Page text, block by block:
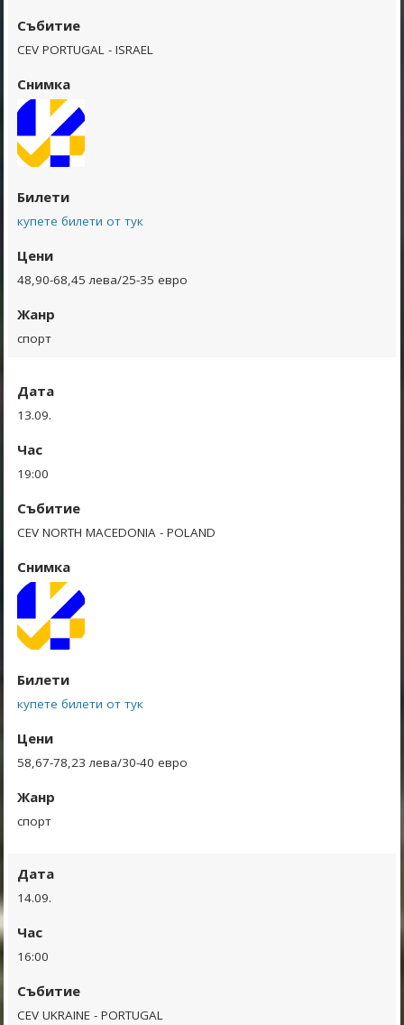
Събитие
CEV PORTUGAL - ISRAEL
Снимка
Билети
купете билети от тук
Цени
48,90-68,45 лева/25-35 евро
Жанр
спорт
Дата
13.09.
Час
19:00
Събитие
CEV NORTH MACEDONIA - POLAND
Снимка
Билети
купете билети от тук
Цени
58,67-78,23 лева/30-40 евро
Жанр
спорт
Дата
14.09.
Час
16:00
Събитие
CEV UKRAINE - PORTUGAL